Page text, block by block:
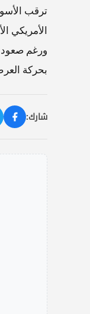
ترقب
الأمريكي
ورغم صعود
بحركة
شارك: